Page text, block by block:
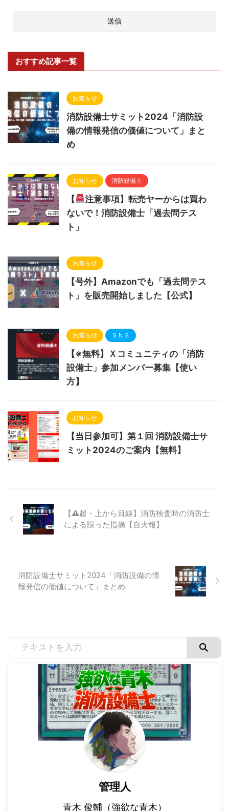
おすすめ記事一覧
お知らせ
消防設備士サミット2024「消防設
備の情報発信の価値について」まと
め
お知らせ 消防設備士
【
注意事項】転売ヤーからは買わ
ないで！消防設備士「過去問テス
ト」
お知らせ
【号外】Amazonでも「過去問テス
ト」を販売開始しました【公式】
お知らせ ＳＮＳ
【※無料】Ｘコミュニティの「消防
設備士」参加メンバー募集【使い
方】
お知らせ
【当日参加可】第１回 消防設備士サ
ミット2024のご案内【無料】
【⚠超・上から目線】消防検査時の消防士
による誤った指摘【自火報】
消防設備士サミット2024「消防設備の情
報発信の価値について」まとめ
管理人
青木 俊輔（強欲な青木）